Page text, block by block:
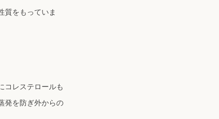
質をもっていま
コレステロールも
発を防ぎ外からの